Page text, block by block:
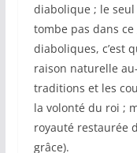
diabolique ; le
tombe pas dans
diaboliques, c’est
raison naturelle
traditions et les
la volonté du roi ;
royauté restaurée
grâce).